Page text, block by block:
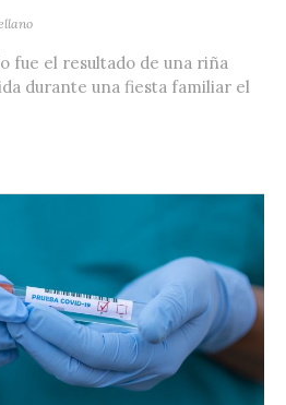
fue el resultado de una riña
durante una fiesta familiar el